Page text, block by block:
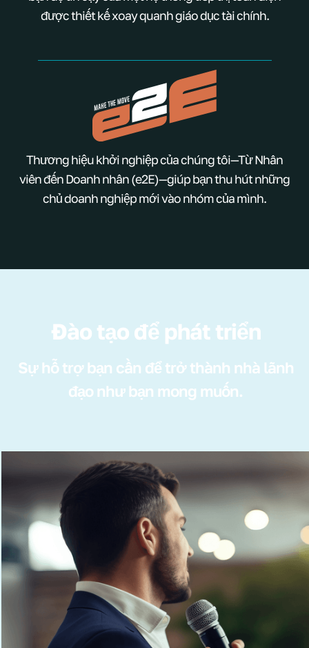
được thiết kế xoay quanh giáo dục tài chính.
Thương hiệu khởi nghiệp của chúng tôi—Từ Nhân
viên đến Doanh nhân (e2E)—giúp bạn thu hút những
chủ doanh nghiệp mới vào nhóm của mình.
Đào tạo để phát triển
Sự hỗ trợ bạn cần để trở thành nhà lãnh
đạo như bạn mong muốn.